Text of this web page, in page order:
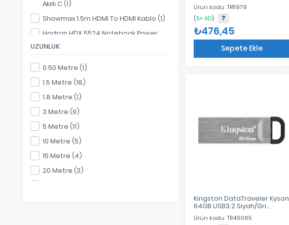
Prolly (2)
Qport (1)
Rampage (3)
S-Link (11)
Samsung (1)
SANDISK (1)
Sandisk (1)
Showmax (6)
Subzero (1)
TEKNOGREEN (5)
Trio (3)
TRUST (1)
Akıllı C (1)
Showmax 1.5m HDMI To HDMI Kablo (1)
Hadron HDX 5524 Notebook Power
Kablosu Yonca (1)
Metre) VGA Gö (1)
Gabble DH012 DisplayPort To Hdmi
Çevirici Ada (1)
Hadron HD6024 Usb 2.0 1 1 Multimedia
Siyah Ho (1)
Gabble GAB-VGA403 3 Metre Lux Vga
Kablo (1)
UZUNLUK
0.50 Metre (1)
1.5 Metre (18)
1.8 Metre (1)
3 Metre (9)
5 Metre (11)
10 Metre (5)
15 Metre (4)
20 Metre (3)
Ürün kodu: TR11979
(5+ AD)
₺476,45
Sepete Ekle
Kingston DataTraveler Kyson
64GB USB3.2 Siyah/Gri
DTKN/64GB
Ürün kodu: TR49065